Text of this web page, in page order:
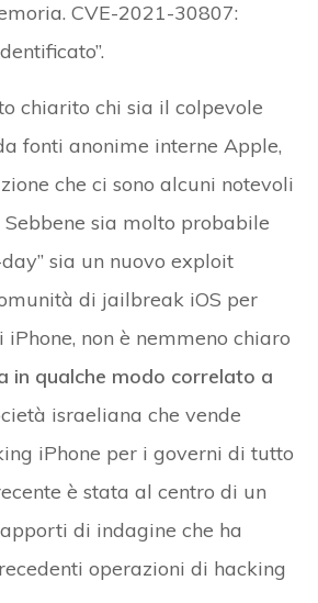
CVE-2021-30807:
chiarito chi sia il colpevole
fonti anonime interne Apple,
che ci sono alcuni notevoli
Sebbene sia molto probabile
sia un nuovo exploit
di jailbreak iOS per
non è nemmeno chiaro
in qualche modo correlato a
israeliana che vende
iPhone per i governi di tutto
è stata al centro di un
di indagine che ha
operazioni di hacking